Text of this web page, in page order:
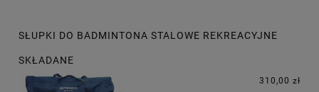
SŁUPKI DO BADMINTONA STALOWE REKREACYJNE
SKŁADANE
310,00 zł